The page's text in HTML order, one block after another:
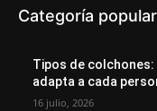
Categoría popular
Tipos de
adapta a cada
16 julio, 2026